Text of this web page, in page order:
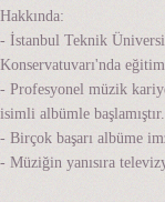
Hakkında:
- İstanbul Teknik
Konservatuvarı'nda
- Profesyonel müzik
isimli albümle başlamıştır.
- Birçok başarı albüme
- Müziğin yanısıra